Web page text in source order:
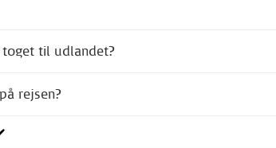
toget til udlandet?
rejsen?